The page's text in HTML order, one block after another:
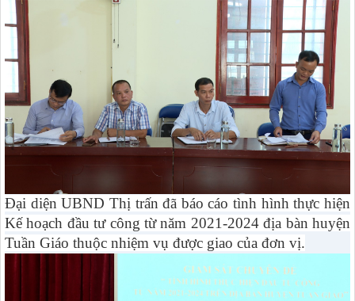
Đại diện UBND Thị trấn đã báo cáo tình hình thực hiện
Kế hoạch đầu tư công từ năm 2021-2024 địa bàn huyện
Tuần Giáo thuộc nhiệm vụ được giao của đơn vị.